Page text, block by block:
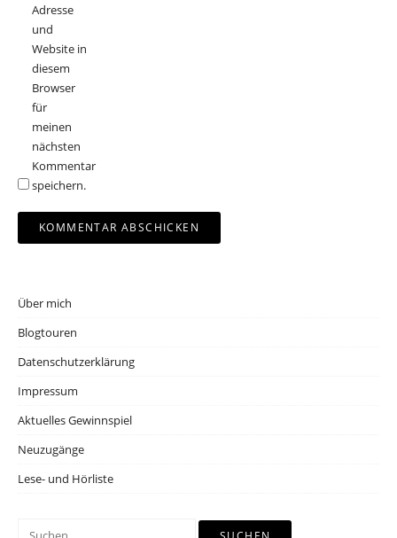
Adresse
und
Website in
diesem
Browser
für
meinen
nächsten
Kommentar
speichern.
Über mich
Blogtouren
Datenschutzerklärung
Impressum
Aktuelles Gewinnspiel
Neuzugänge
Lese- und Hörliste
Suchen